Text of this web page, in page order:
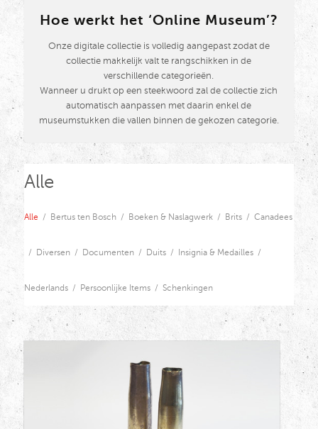
Hoe werkt het ‘Online Museum’?
Onze digitale collectie is volledig aangepast zodat de
collectie makkelijk valt te rangschikken in de
verschillende categorieën.
Wanneer u drukt op een steekwoord zal de collectie zich
automatisch aanpassen met daarin enkel de
museumstukken die vallen binnen de gekozen categorie.
Alle
Alle / Bertus ten Bosch / Boeken & Naslagwerk / Brits / Canadees
/ Diversen / Documenten / Duits / Insignia & Medailles /
Nederlands / Persoonlijke Items / Schenkingen